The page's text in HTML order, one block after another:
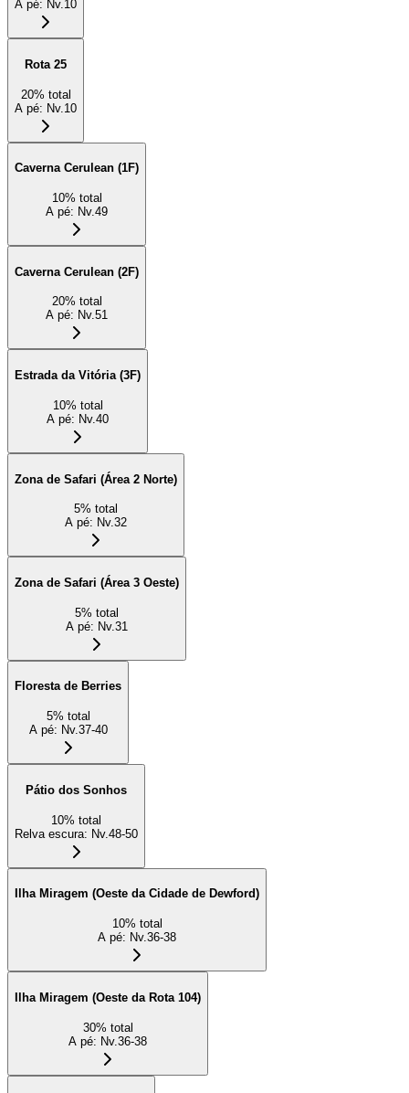
A pé: Nv.10
Rota 25
20% total
A pé: Nv.10
Caverna Cerulean (1F)
10% total
A pé: Nv.49
Caverna Cerulean (2F)
20% total
A pé: Nv.51
Estrada da Vitória (3F)
10% total
A pé: Nv.40
Zona de Safari (Área 2 Norte)
5% total
A pé: Nv.32
Zona de Safari (Área 3 Oeste)
5% total
A pé: Nv.31
Floresta de Berries
5% total
A pé: Nv.37-40
Pátio dos Sonhos
10% total
Relva escura: Nv.48-50
Ilha Miragem (Oeste da Cidade de Dewford)
10% total
A pé: Nv.36-38
Ilha Miragem (Oeste da Rota 104)
30% total
A pé: Nv.36-38